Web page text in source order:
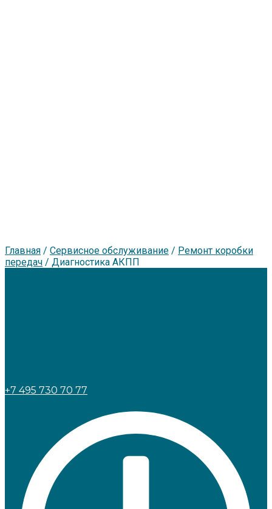
Главная / Сервисное обслуживание / Ремонт коробки
передач / Диагностика АКПП
+7 495 730 70 77